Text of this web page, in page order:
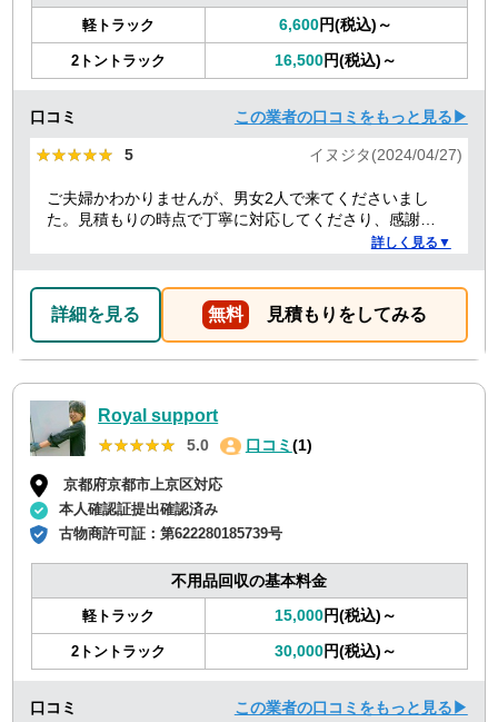
軽トラック 6,600円(税込)～
2トントラック 16,500円(税込)～
口コミ この業者の口コミをもっと見る▶
★★★★★
★★★★★ 5 イヌジタ(2024/04/27)
ご夫婦かわかりませんが、男女2人で来てくださいまし
た。見積もりの時点で丁寧に対応してくださり、感謝し
詳しく見る▼
詳細を見る 無料 見積もりをしてみる
Royal support
★★★★★
★★★★★ 5.0 口コミ (1)
京都府京都市上京区対応
本人確認証提出確認済み
古物商許可証：第622280185739号
不用品回収の基本料金
軽トラック 15,000円(税込)～
2トントラック 30,000円(税込)～
口コミ この業者の口コミをもっと見る▶